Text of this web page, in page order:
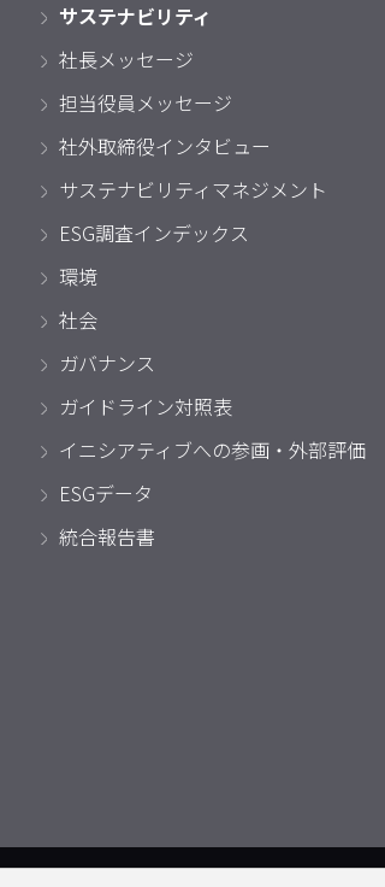
サステナビリティ
社長メッセージ
担当役員メッセージ
社外取締役インタビュー
サステナビリティマネジメント
ESG調査インデックス
環境
社会
ガバナンス
ガイドライン対照表
イニシアティブへの参画・外部評価
ESGデータ
統合報告書